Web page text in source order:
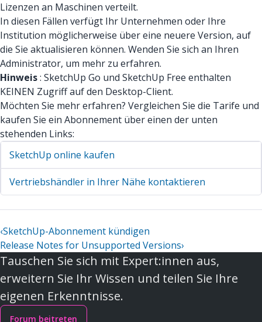
Lizenzen an Maschinen verteilt.
In diesen Fällen verfügt Ihr Unternehmen oder Ihre
Institution möglicherweise über eine neuere Version, auf
die Sie aktualisieren können. Wenden Sie sich an Ihren
Administrator, um mehr zu erfahren.
Hinweis: SketchUp Go und SketchUp Free enthalten
KEINEN Zugriff auf den Desktop-Client.
Möchten Sie mehr erfahren? Vergleichen Sie die Tarife und
kaufen Sie ein Abonnement über einen der unten
stehenden Links:
SketchUp online kaufen
Vertriebshändler in Ihrer Nähe kontaktieren
‹SketchUp-Abonnement kündigen
Release Notes for Unsupported Versions›
Tauschen Sie sich mit Expert:innen aus,
erweitern Sie Ihr Wissen und teilen Sie Ihre
eigenen Erkenntnisse.
Forum beitreten